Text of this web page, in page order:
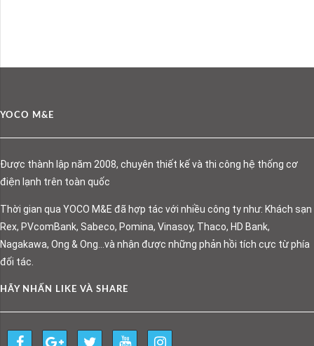
YOCO M&E
Được thành lập năm 2008, chuyên thiết kế và thi công hệ thống cơ
điện lạnh trên toàn quốc
Thời gian qua YOCO M&E đã hợp tác với nhiều công ty như: Khách sạn
Rex, PVcomBank, Sabeco, Pomina, Vinasoy, Thaco, HD Bank,
Nagakawa, Ong & Ong…và nhận được những phản hồi tích cực từ phía
đối tác.
HÃY NHẤN LIKE VÀ SHARE